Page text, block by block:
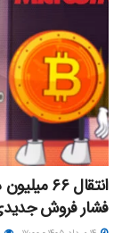
انتقال
فشار فروش